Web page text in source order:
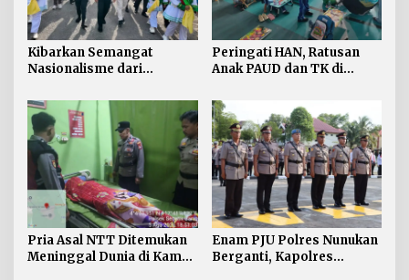
Kibarkan Semangat
Nasionalisme dari
Merah Putih 81 Meter
Dibentangkan di Sebatik
Peringati HAN, Ratusan
Anak PAUD dan TK di
Lomba Menggambar dan
Mewarnai
Pria Asal NTT Ditemukan
Meninggal Dunia di Kamar
Enam PJU Polres Nunukan
Berganti, Kapolres